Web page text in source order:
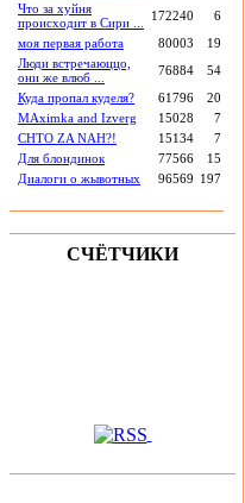
Что за хуйня
происходит в Сири ...
172240
6
моя первая работа
80003
19
Люди встречаюццо,
они же влюб ...
76884
54
Куда пропал куделя?
61796
20
MAximka and Izverg
15028
7
CHTO ZA NAH?!
15134
7
Для блондинок
77566
15
Диалоги о жывотных
96569 197
СЧЁТЧИКИ